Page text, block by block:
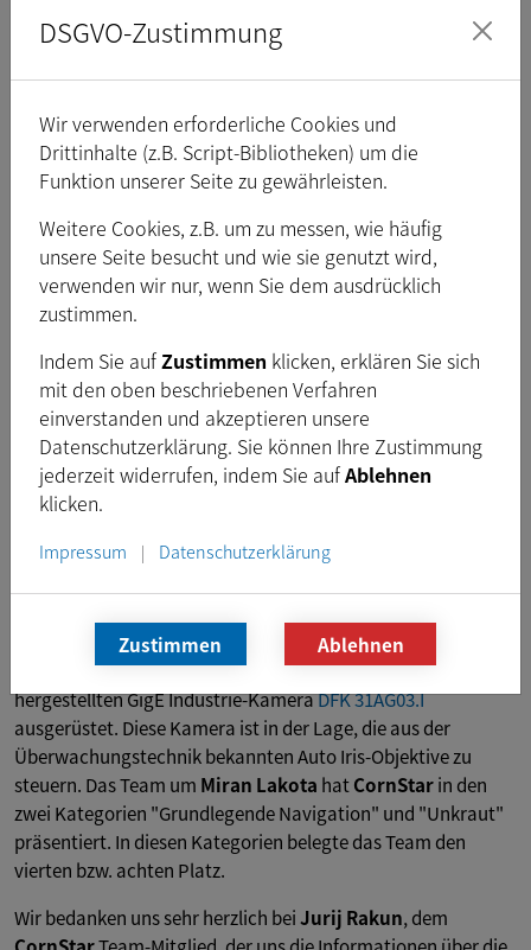
Der zentrale Teil der Veranstaltung war ein großer
Projekten europäischer Universitäten stammten. Die
Fakultät für Landwirtschaft und Biologie derUniversität
(Slovenien) war mit einer von The Imaging Source
hergestellten GigE Industrie-KameraDFK 31AG03.I
ausgerüstet. Diese Kamera ist in der Lage, die aus der
Überwachungstechnik bekannten Auto Iris-Objektive zu
steuern. Das Team um Miran Lakota hatCornStarin den
zwei Kategorien "Grundlegende Navigation" und "Unkraut"
präsentiert. In diesen Kategorien belegte das Team den
vierten bzw. achten Platz.
Wir bedanken uns sehr herzlich beiJurij Rakun, dem
DSGVO-Zustimmung
Wir verwenden erforderliche Cookies und
Drittinhalte (z.B. Script-Bibliotheken) um die
Funktion unserer Seite zu gewährleisten.
Weitere Cookies, z.B. um zu messen, wie häufig
unsere Seite besucht und wie sie genutzt wird,
verwenden wir nur, wenn Sie dem ausdrücklich
zustimmen.
Indem Sie aufZustimmen klicken, erklären Sie sich
mit den oben beschriebenen Verfahren
einverstanden und akzeptieren unsere
Datenschutzerklärung. Sie können Ihre Zustimmung
jederzeit widerrufen, indem Sie aufAblehnen
klicken.
Impressum | Datenschutzerklärung
Zustimmen Ablehnen